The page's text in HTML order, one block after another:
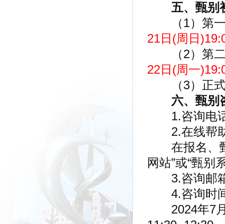
五、甄别
（1）第一
21日(周日
（2）第二
22日(周一
（3）正式
六、甄别
1.咨询电话
2.在线帮
在报名、甄
网站”或“甄别
3.咨询邮箱
4.咨询时
2024年7月